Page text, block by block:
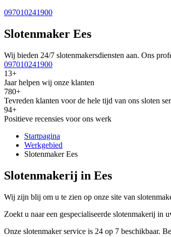
097010241900
Slotenmaker Ees
Wij bieden 24/7 slotenmakersdiensten aan. Ons
097010241900
13+
Jaar helpen wij onze klanten
780+
Tevreden klanten voor de hele tijd van ons sloten
94+
Positieve recensies voor ons werk
Startpagina
Werkgebied
Slotenmaker Ees
Slotenmakerij in Ees
Wij zijn blij om u te zien op onze site van
Zoekt u naar een gespecialiseerde slotenmakerij in
Onze slotenmaker service is 24 op 7 beschikbaar.